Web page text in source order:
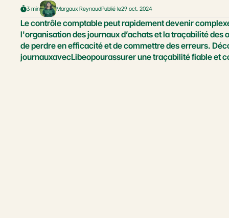
3 min Margaux ReynaudPublié le29 oct. 2024
Le contrôle comptable peut rapidement devenir
l'organisation des journaux d’achats et la traçabilité des
de perdre en efficacité et de commettre des erreurs.
journauxavecLibeopourassurer une traçabilité fiable et